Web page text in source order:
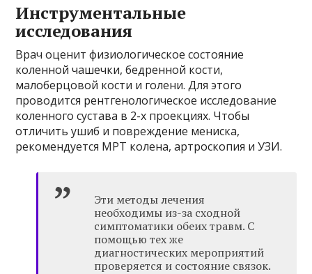
Инструментальные
исследования
Врач оценит физиологическое состояние
коленной чашечки, бедренной кости,
малоберцовой кости и голени. Для этого
проводится рентгенологическое исследование
коленного сустава в 2-х проекциях. Чтобы
отличить ушиб и повреждение мениска,
рекомендуется МРТ колена, артроскопия и УЗИ.
Эти методы лечения
необходимы из-за сходной
симптоматики обеих травм. С
помощью тех же
диагностических мероприятий
проверяется и состояние связок.